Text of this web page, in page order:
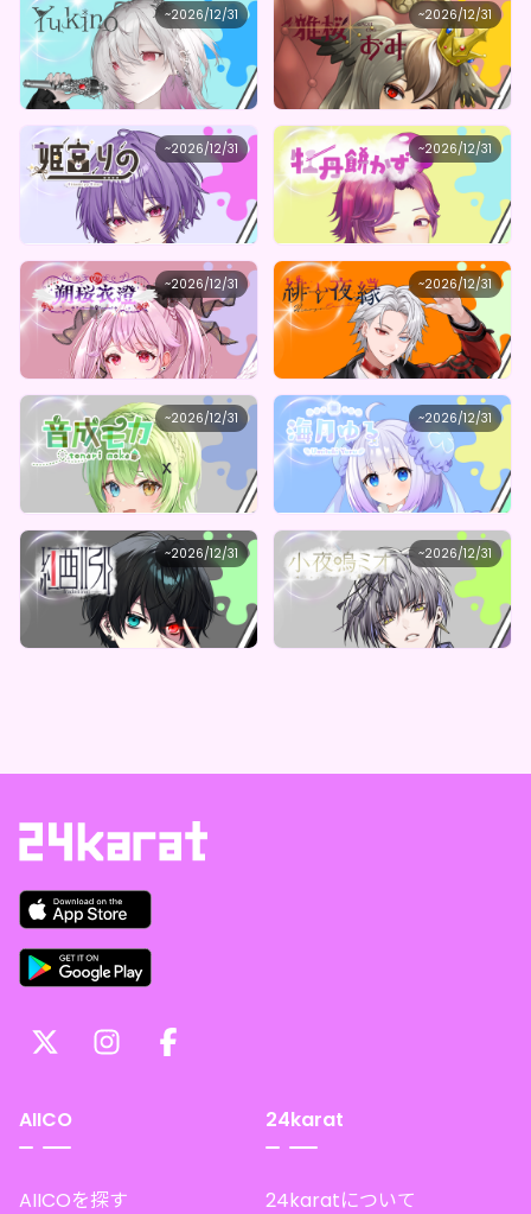
~2026/12/31
maha5japan
ゆきの の全力推し活応援BOX（全５種）
最低価格
¥1,000 購入はこちら
~2026/12/31
maha5japan
雅桜おみ お前が雅桜おみになるんだよ、ガチャ（全5種）
最低価格
1,000 購入はこちら
~2026/12/31
maha5japan
姫宮りの 尽くし!?推し活応援BOX（全10種）
最低価格
1,000 購入はこちら
~2026/12/31
maha5japan
牡丹餅かず の豪運ガチャBOX(全10種)
最低価格
1,000 購入はこちら
~2026/12/31
maha5japan
朔桜衣澄 の闇奏の禁忌デジタルBOX(全5種)
最低価格
1,000 購入はこちら
~2026/12/31
maha5japan
緋十夜縁 の秘密のガチャＢＯＸ(全10種)
最低価格
購入はこちら
~2026/12/31
maha5japan
音成モカ 全部つみこみ贅沢ガチャBOX（全１０種）
最低価格
購入はこちら
~2026/12/31
maha5japan
海月ゆる のゆるっと推し活応援BOX(全5種)
最低価格
購入はこちら
~2026/12/31
maha5japan
紅酉いろり のしゅきしゅき㌠デジタルBOX（全5種）
最低価格
購入はこちら
~2026/12/31
maha5japan
小夜鳴ミオ のみんなの推し活をお助け！デジタルBOX（全10種）
購入はこちら
AIICO
AIICOを探す
24karat
24karatについて